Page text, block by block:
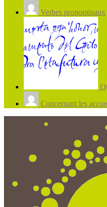
Verbes pronominaux
Concernant les